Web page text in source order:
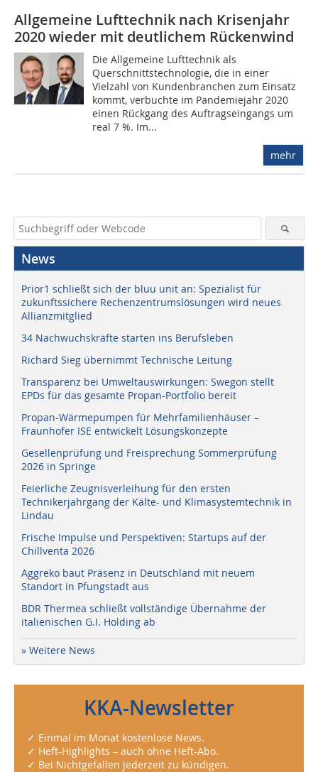
Allgemeine Lufttechnik nach Krisenjahr
2020 wieder mit deutlichem Rückenwind
Die Allgemeine Lufttechnik als
Querschnittstechnologie, die in einer
Vielzahl von Kundenbranchen zum Einsatz
kommt, verbuchte im Pandemiejahr 2020
einen Rückgang des Auftragseingangs um
real 7 %. Im...
mehr
News
Prior1 schließt sich der bluu unit an: Spezialist für
zukunftssichere Rechenzentrumslösungen wird neues
Allianzmitglied
34 Nachwuchskräfte starten ins Berufsleben
Richard Sieg übernimmt Technische Leitung
Transparenz bei Umweltauswirkungen: Swegon stellt
EPDs für das gesamte Propan-Portfolio bereit
Propan-Wärmepumpen für Mehrfamilienhäuser –
Fraunhofer ISE entwickelt Lösungskonzepte
Gesellenprüfung und Freisprechung Sommerprüfung
2026 in Springe
Feierliche Zeugnisverleihung für den ersten
Technikerjahrgang der Kälte- und Klimasystemtechnik in
Lindau
Frische Impulse und Perspektiven: Startups auf der
Chillventa 2026
Aggreko baut Präsenz in Deutschland mit neuem
Standort in Pfungstadt aus
BDR Thermea schließt vollständige Übernahme der
italienischen G.I. Holding ab
» Weitere News
KKA-Newsletter
✓ Einmal im Monat kostenlose News.
✓ Heft-Highlights – auch ohne Heft-Abo.
✓ Bei Nichtgefallen jederzeit zu kündigen.